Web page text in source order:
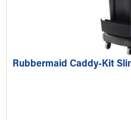
Rubbermaid Caddy-Kit